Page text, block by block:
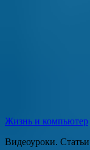
Жизнь и компьютер
Видеоуроки.